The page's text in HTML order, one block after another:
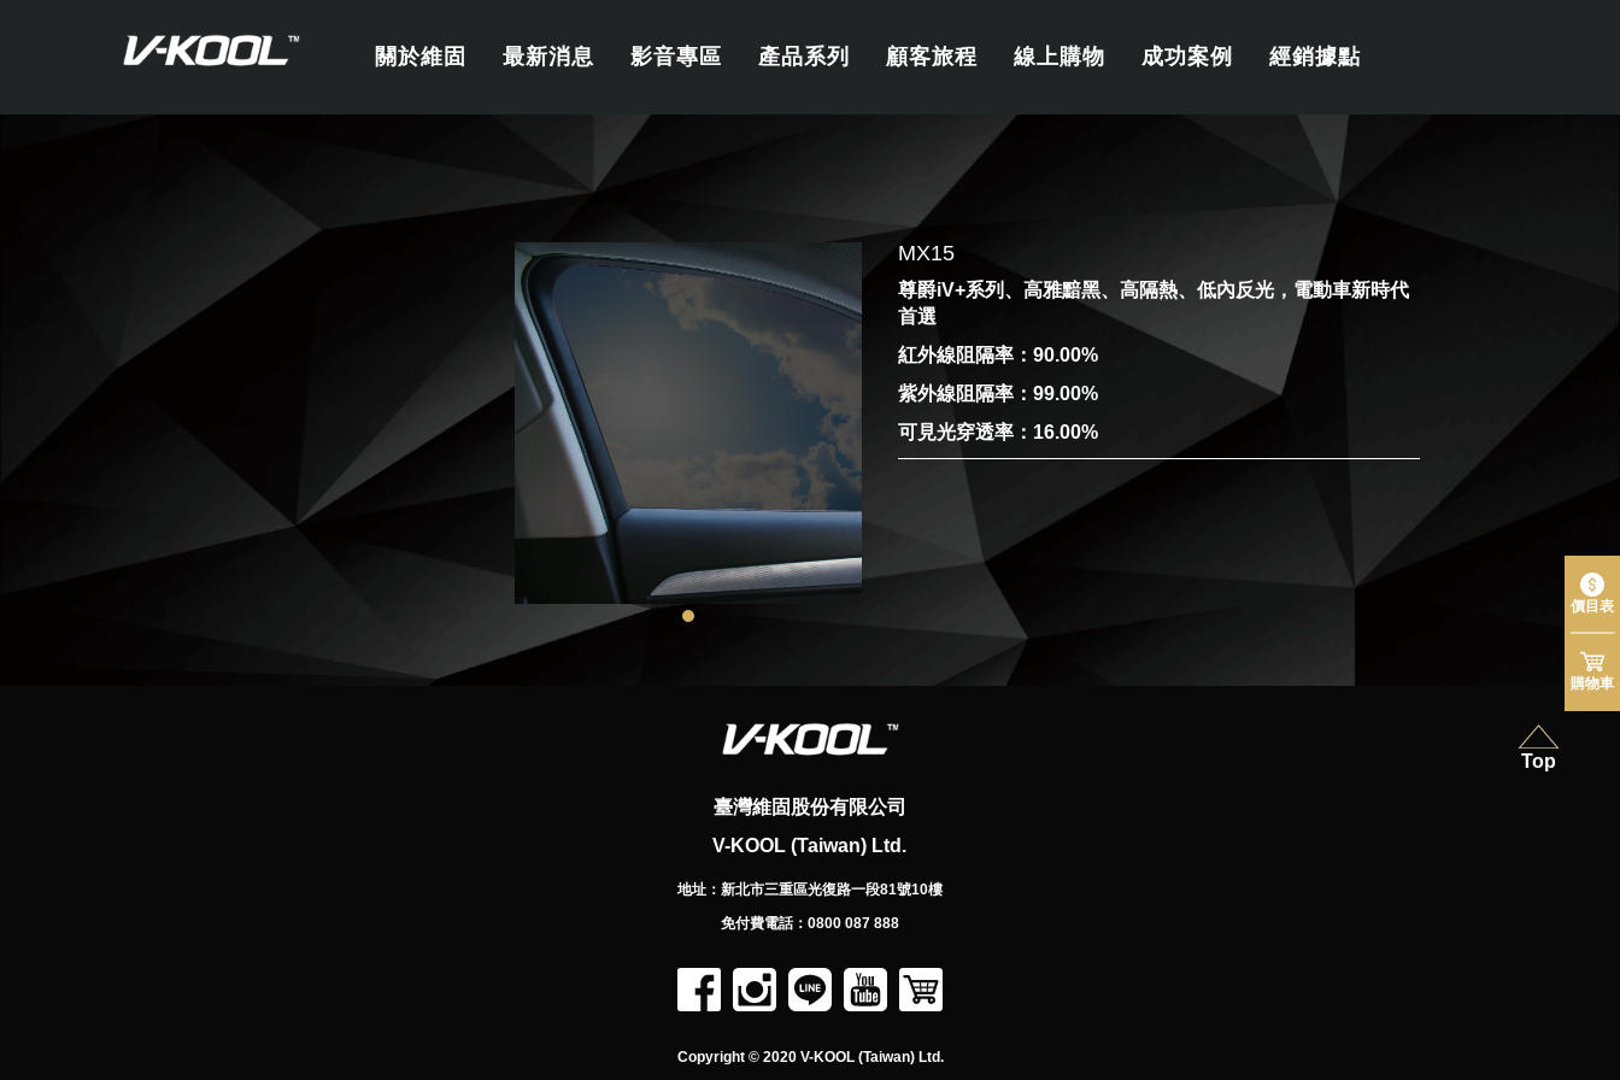
關於維固 最新消息 影音專區 產品系列 顧客旅程 線上購物 成功案例 經銷據點
MX15
尊爵iV+系列、高雅黯黑、高隔熱、低內反光，電動車新時代
首選
紅外線阻隔率：90.00%
紫外線阻隔率：99.00%
可見光穿透率：16.00%
臺灣維固股份有限公司
V-KOOL (Taiwan) Ltd.
地址： 新北市三重區光復路一段81號10樓
免付費電話： 0800 087 888
Top
Copyright © 2020 V-KOOL (Taiwan) Ltd.
價目表
購物車